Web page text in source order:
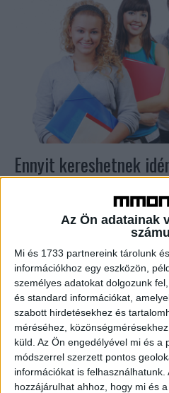
Az Ön adatainak
Mi és 1733 partnereink tárolunk
információkhoz egy eszközön,
személyes adatokat dolgozunk
és standard információkat,
szabott hirdetésekhez és
méréséhez,
küld. Az Ön engedélyével mi és a
módszerrel szerzett pontos
információkat is
hozzájárulhat ahhoz, hogy mi és
Ennyit kereshetnek
Egész évben hasonló
vállalatok diákokat, és
bérinformációkat az őket
ami a fiatalok számára a